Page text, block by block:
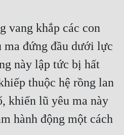
vang khắp các con
ma đứng đầu dưới lực
này lập tức bị hất
thuộc hệ rồng lan
khiến lũ yêu ma này
hành động một cách